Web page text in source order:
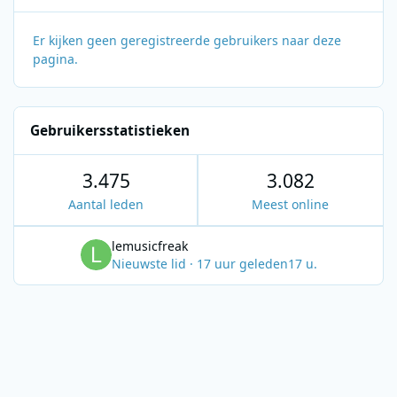
Er kijken geen geregistreerde gebruikers naar deze
pagina.
Gebruikersstatistieken
3.475
Aantal leden
3.082
Meest online
lemusicfreak
Nieuwste lid · 17 uur geleden17 u.